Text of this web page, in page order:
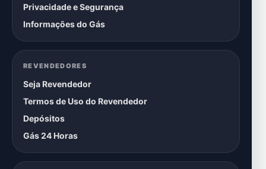
Privacidade e Segurança
Informações do Gás
REVENDEDORES
Seja Revendedor
Termos de Uso do Revendedor
Depósitos
Gás 24 Horas